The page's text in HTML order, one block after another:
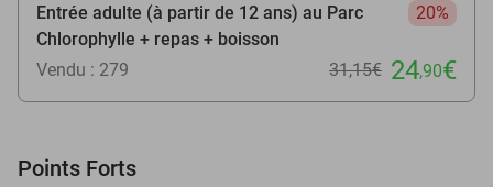
Entrée adulte (à partir de 12 ans) au Parc
Chlorophylle + repas + boisson
20%
Vendu : 279 31,15€ 24,90€
Points Forts